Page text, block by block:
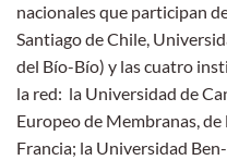
nacionales que participan
Santiago de Chile,
del Bío-Bío) y las cuatro
la red: la Universidad de
Europeo de Membranas,
Francia; la Universidad